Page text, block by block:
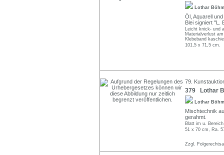
Lothar
Öl, Aquarell
Blei signiert "L.
Leicht knick- und
Materialverlust
Klebeband
101,5 x 71,5 cm.
79.
379 Lothar
Lothar
Mischtechnik
gerahmt.
Blatt im u.
51 x 70 cm, Ra.
Zzgl.